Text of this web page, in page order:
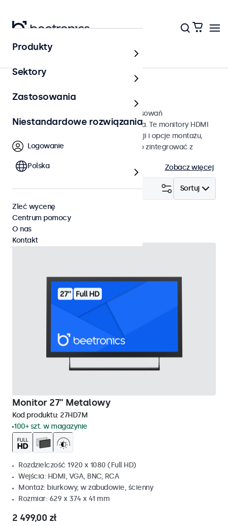
Strona główna
Monitory HDMI od 7 do 32 cali
Monitory HDMI przeznaczone do zastosowań
profesjonalnych i ciągłego użytkowania. Te monitory HDMI
oferują szerokie możliwości konfiguracji i opcje montażu,
dzięki czemu można je bezproblemowo zintegrować z
Zobacz więcej
Sortuj
Filtruj (1)
HDMI Monitory 27 cali
Monitor 27" Metalowy
Kod produktu: 27HD7M
100+ szt. w magazynie
Rozdzielczość 1920 x 1080 (Full HD)
Wejścia: HDMI, VGA, BNC, RCA
Montaż: biurkowy, w zabudowie, ścienny
Rozmiar: 629 x 374 x 41 mm
2 499,00 zł
Produkty
Sektory
Zastosowania
Niestandardowe rozwiązania
Logowanie
Polska
Zleć wycenę
Centrum pomocy
O nas
Kontakt